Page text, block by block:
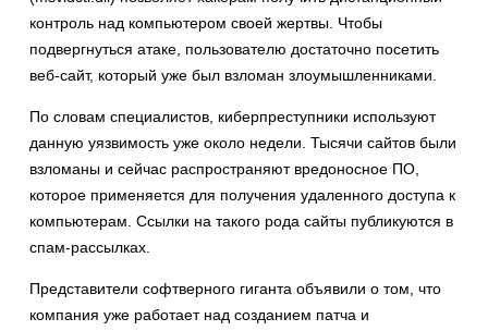
контроль над компьютером своей жертвы. Чтобы
подвергнуться атаке, пользователю достаточно посетить
веб-сайт, который уже был взломан злоумышленниками.
По словам специалистов, киберпреступники используют
данную уязвимость уже около недели. Тысячи сайтов были
взломаны и сейчас распространяют вредоносное ПО,
которое применяется для получения удаленного доступа к
компьютерам. Ссылки на такого рода сайты публикуются в
спам-рассылках.
Представители софтверного гиганта объявили о том, что
компания уже работает над созданием патча и